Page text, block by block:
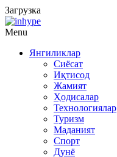
Загрузка
Menu
Янгиликлар
Сиёсат
Иқтисод
Жамият
Ҳодисалар
Технологиялар
Туризм
Маданият
Спорт
Дунё